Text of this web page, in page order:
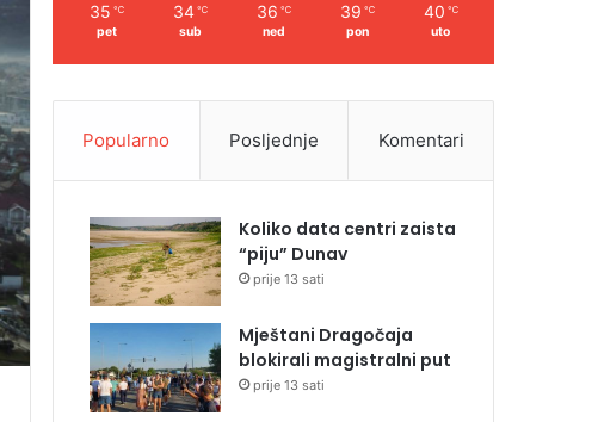
35 ℃
pet
34 ℃
sub
36 ℃
ned
39 ℃
pon
40 ℃
uto
Popularno Posljednje Komentari
Koliko data centri zaista
“piju” Dunav
prije 13 sati
Mještani Dragočaja
blokirali magistralni put
prije 13 sati